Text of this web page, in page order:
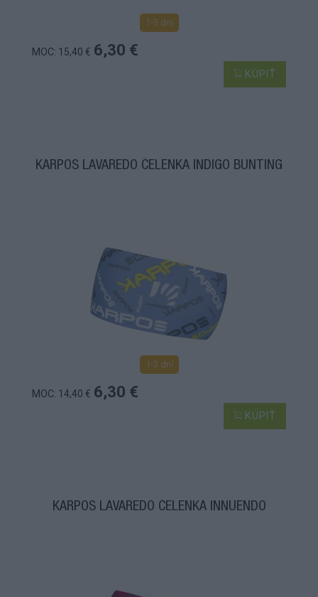
1-3 dní
MOC: 15,40 € 6,30 €
KÚPIŤ
KARPOS LAVAREDO ČELENKA INDIGO BUNTING
1-3 dní
MOC: 14,40 € 6,30 €
KÚPIŤ
KARPOS LAVAREDO ČELENKA INNUENDO